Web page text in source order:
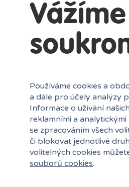
Používáme cookies a
a dále pro účely analýzy
Informace o užívání
reklamními a
se zpracováním všech
či blokovat jednotlivé
volitelných cookies
souborů cookies.